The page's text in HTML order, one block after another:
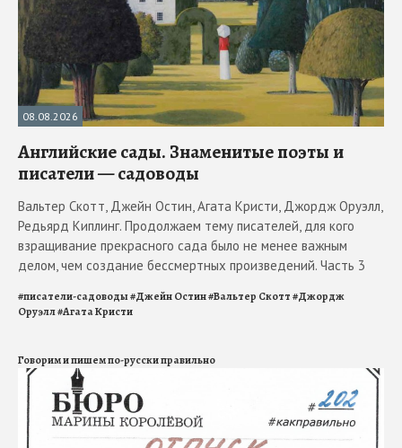
08.08.2026
Английские сады. Знаменитые поэты и
писатели — садоводы
Вальтер Скотт, Джейн Остин, Агата Кристи, Джордж Оруэлл,
Редьярд Киплинг. Продолжаем тему писателей, для кого
взращивание прекрасного сада было не менее важным
делом, чем создание бессмертных произведений. Часть 3
#писатели-садоводы#Джейн Остин#Вальтер Скотт#Джордж
Оруэлл#Агата Кристи
Говорим и пишем по-русски правильно